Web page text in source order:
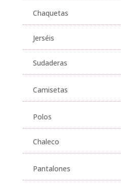
Chaquetas
Jerséis
Sudaderas
Camisetas
Polos
Chaleco
Pantalones